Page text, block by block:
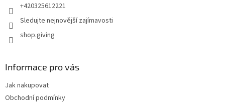
+420325612221
Sledujte nejnovější zajímavosti
shop.giving
Informace pro vás
Jak nakupovat
Obchodní podmínky